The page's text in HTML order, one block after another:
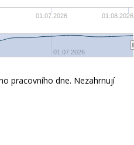
01.07.2026 01.08.2026
01.07.2026
pracovního dne. Nezahrnují